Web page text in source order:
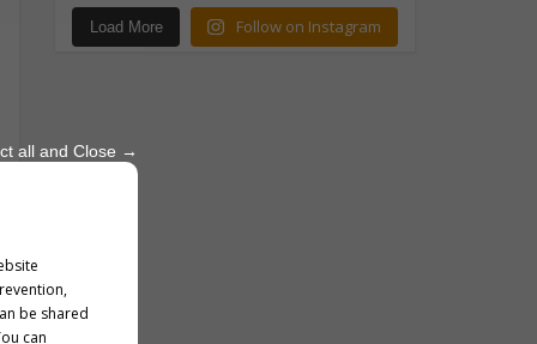
Load More Follow on Instagram
all and Close →
be shared
can